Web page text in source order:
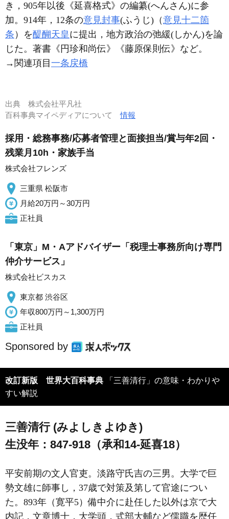
き，905年以後《延喜格式》の編纂(へんさん)に参
加。914年，12条の意見封事(ふうじ)（意見十二箇
条 ）を醍醐天皇に提出，地方政治の弛緩(しかん)を論
じた。著書《円珍和尚伝》《藤原保則伝》など。
→関連項目 一条戻橋
出典 株式会社平凡社
百科事典マイペディアについて情報
採用・総務事務/応募者管理と面接担当/賞与年2回・
残業月10h・家族手当
株式会社フレンズ
三重県 松阪市
月給20万円～30万円
正社員
「東京」M・Aアドバイザー「税理士事務所向け専門
仲介サービス」
株式会社ビスカス
東京都 渋谷区
年収800万円～1,300万円
正社員
Sponsored by
改訂新版 世界大百科事典
すい解説
三善清行 (みよしきよゆき)
生没年：847-918（承和14-延喜18）
平安前期の文人官吏。淡路守氏吉の三男。大学で巨
勢文雄に師事し，37歳で対策及第して官途につい
た。893年（寛平5）備中介に赴任した以外は京で大
内記，文章博士，大学頭，式部大輔など儒職を歴任